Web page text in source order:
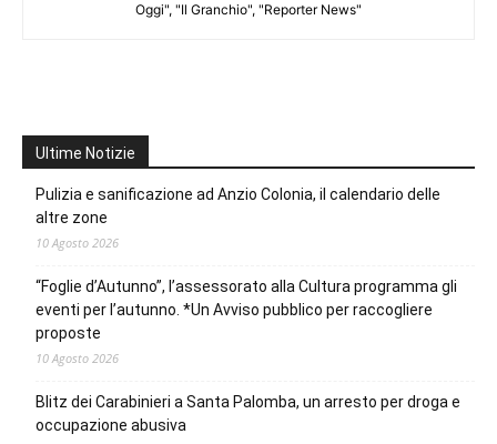
Oggi", "Il Granchio", "Reporter News"
Ultime Notizie
Pulizia e sanificazione ad Anzio Colonia, il calendario delle
altre zone
10 Agosto 2026
“Foglie d’Autunno”, l’assessorato alla Cultura programma gli
eventi per l’autunno. *Un Avviso pubblico per raccogliere
proposte
10 Agosto 2026
Blitz dei Carabinieri a Santa Palomba, un arresto per droga e
occupazione abusiva